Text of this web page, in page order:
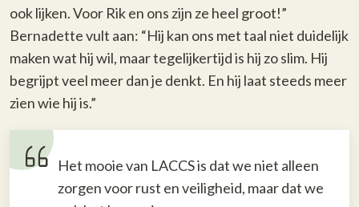
ook lijken. Voor Rik en ons zijn ze heel groot!”
Bernadette vult aan: “Hij kan ons met taal niet duidelijk
maken wat hij wil, maar tegelijkertijd is hij zo slim. Hij
begrijpt veel meer dan je denkt. En hij laat steeds meer
zien wie hij is.”
Het mooie van LACCS is dat we niet alleen
zorgen voor rust en veiligheid, maar dat we